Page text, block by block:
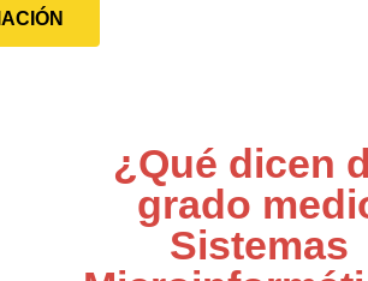
¿Qué dicen
grado
Sistemas